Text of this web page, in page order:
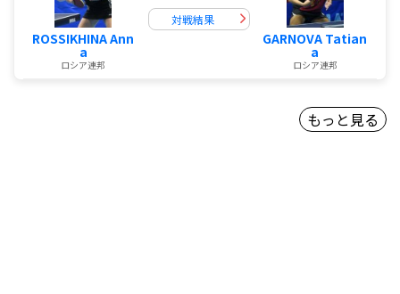
ROSSIKHINA Ann
a
ロシア連邦
対戦結果
GARNOVA Tatian
a
ロシア連邦
もっと見る